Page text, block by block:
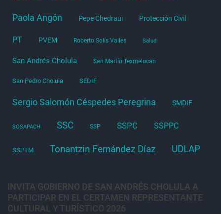
Paola Angón Pepe Chedraui Protección Civil
PT PVEM Roberto Solís Valles Salud
San Andrés Cholula San Martín Texmelucan
San Pedro Cholula SEDIF
Sergio Salomón Céspedes Peregrina SMDIF
SOSAPACH SSC SSP SSPC SSPPC
SSPTM Tonantzin Fernández Díaz UDLAP
INVITA GOBIERNO DE SAN ANDRÉS CHOLULA A
PARTICIPAR EN EL CERTAMEN REPRESENTANTE
CULTURAL Y TURÍSTICO 2026